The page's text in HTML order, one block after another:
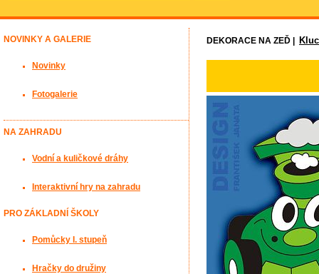
DEKORACE NA ZEĎ |
NOVINKY A GALERIE
Novinky
Fotogalerie
NA ZAHRADU
Vodní a kuličkové dráhy
Interaktivní hry na zahradu
PRO ZÁKLADNÍ ŠKOLY
Pomůcky I. stupeň
Hračky do družiny